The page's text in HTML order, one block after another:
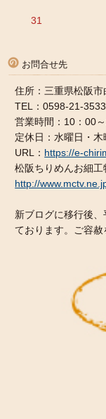
31
お問合せ先
住所：三重県松阪市
TEL：0598-21-3533
営業時間：10：00
定休日：水曜日・木
URL： https://e-
松阪ちりめんお細工
http://
新ブログに移行後
ております。ご容赦